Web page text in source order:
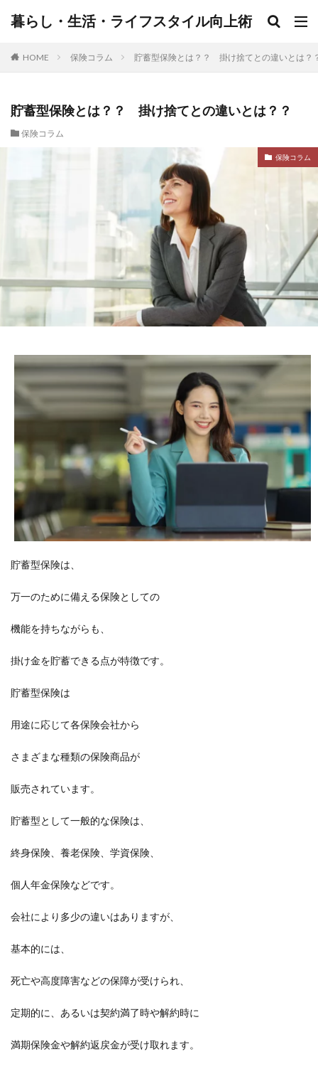
暮らし・生活・ライフスタイル向上術
HOME 保険コラム 貯蓄型保険とは？？ 掛け捨てとの違いとは？
貯蓄型保険とは？？ 掛け捨てとの違いとは？？
保険コラム
保険コラム
貯蓄型保険は、
万一のために備える保険としての
機能を持ちながらも、
掛け金を貯蓄できる点が特徴です。
貯蓄型保険は
用途に応じて各保険会社から
さまざまな種類の保険商品が
販売されています。
貯蓄型として一般的な保険は、
終身保険、養老保険、学資保険、
個人年金保険などです。
会社により多少の違いはありますが、
基本的には、
死亡や高度障害などの保障が受けられ、
定期的に、あるいは契約満了時や解約時に
満期保険金や解約返戻金が受け取れます。